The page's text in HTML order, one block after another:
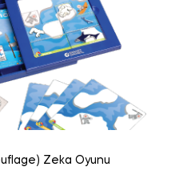
Zeka Oyunu